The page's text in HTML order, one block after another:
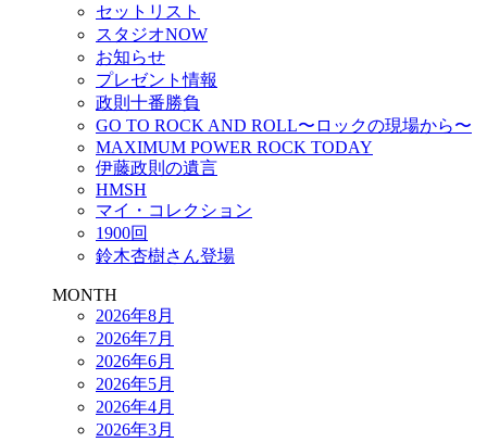
セットリスト
スタジオNOW
お知らせ
プレゼント情報
政則十番勝負
GO TO ROCK AND ROLL〜ロックの現場から〜
MAXIMUM POWER ROCK TODAY
伊藤政則の遺言
HMSH
マイ・コレクション
1900回
鈴木杏樹さん登場
MONTH
2026年8月
2026年7月
2026年6月
2026年5月
2026年4月
2026年3月